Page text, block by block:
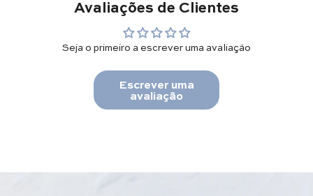
Avaliações de Clientes
Seja o primeiro a escrever uma avaliação
Escrever uma
avaliação